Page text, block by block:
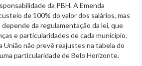
da PBH. A Emenda
de 100% do valor dos salários, mas
da regulamentação da lei, que
e particularidades de cada município.
União não prevê reajustes na tabela do
particularidade de Belo Horizonte.